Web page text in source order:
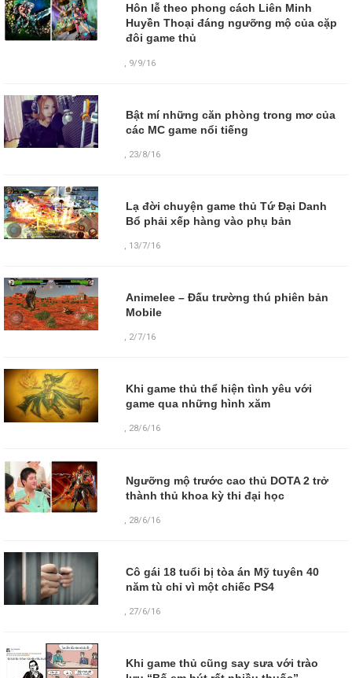
Hôn lễ theo phong cách Liên Minh
Huyền Thoại đáng ngưỡng mộ của cặp
đôi game thủ
9/9/16
Bật mí những căn phòng trong mơ của
các MC game nổi tiếng
, 23/8/16
Lạ đời chuyện game thủ Tứ Đại Danh
Bổ phải xếp hàng vào phụ bản
, 13/7/16
Animelee – Đấu trường thú phiên bản
Mobile
, 2/7/16
Khi game thủ thể hiện tình yêu với
game qua những hình xăm
, 28/6/16
Ngưỡng mộ trước cao thủ DOTA 2 trở
thành thủ khoa kỳ thi đại học
, 28/6/16
Cô gái 18 tuổi bị tòa án Mỹ tuyên 40
năm tù chỉ vì một chiếc PS4
, 27/6/16
Khi game thủ cũng say sưa với trào